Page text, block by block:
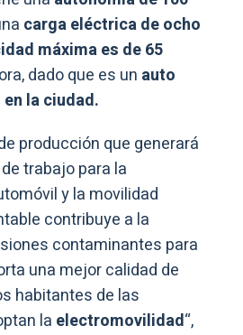
carga eléctrica de ocho
máxima es de 65
dado que es un auto
la ciudad.
producción que generará
trabajo para la
y la movilidad
contribuye a la
contaminantes para
una mejor calidad de
habitantes de las
la electromovilidad“,